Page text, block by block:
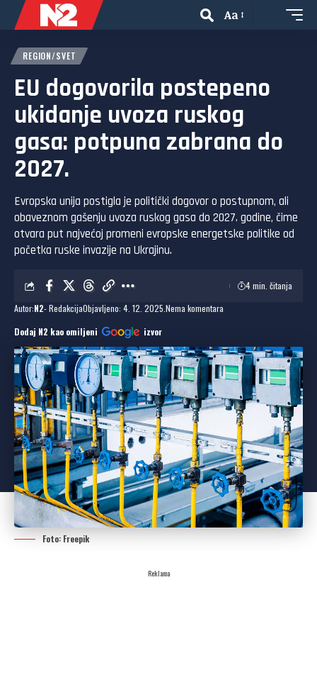
Aa
REGION/SVET
EU dogovorila postepeno
ukidanje uvoza ruskog
gasa: potpuna zabrana do
2027.
Evropska unija postigla je politički dogovor o postupnom, ali
obaveznom gašenju uvoza ruskog gasa do 2027. godine, čime
otvara put najvećoj promeni evropske energetske politike od
početka ruske invazije na Ukrajinu.
Autor:N2- RedakcijaObjavljeno: 4. 12. 2025. Nema komentara
4 min. čitanja
Dodaj N2 kao omiljeni izvor
Foto: Freepik
Reklama